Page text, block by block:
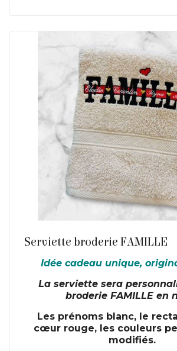
Serviette broderie FAMILLE
Idée cadeau unique,
La serviette sera
broderie FAMILLE en
Les prénoms blanc, le
cœur rouge, les couleurs
modifiés.